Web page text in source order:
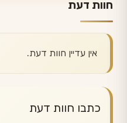
חוות דעת
אין עדיין חוות דעת.
כתבו חוות דעת